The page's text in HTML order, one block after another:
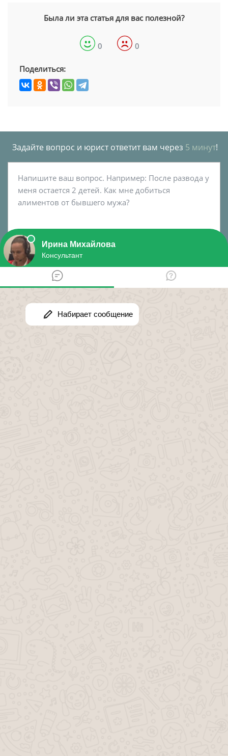
Была ли эта статья для вас полезной?
0 0
Поделиться:
Задайте вопрос и юрист ответит вам через 5 минут!